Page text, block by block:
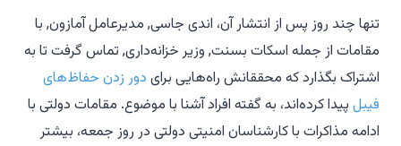
تنها چند روز پس از انتشار آن، اندی جاسی, مدیرعامل آمازون, با
مقامات از جمله اسکات بسنت, وزیر خزانه‌داری, تماس گرفت تا به
اشتراک بگذارد که محققانش راه‌هایی برای دور زدن حفاظ‌های
فیبل پیدا کرده‌اند، به گفته افراد آشنا با موضوع. مقامات دولتی با
ادامه مذاکرات با کارشناسان امنیتی دولتی در روز جمعه، بیشتر